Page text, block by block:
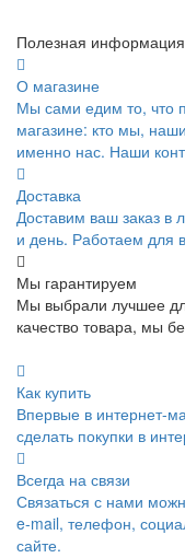
Полезная информация
О магазине
Мы сами едим то, что
магазине: кто мы,
именно нас. Наши
Доставка
Доставим ваш заказ в
и день. Работаем для
Мы гарантируем
Мы выбрали лучшее
качество товара, мы
Как купить
Впервые в интернет-
сделать покупки в
Всегда на связи
Связаться с нами
e-mail, телефон,
сайте.